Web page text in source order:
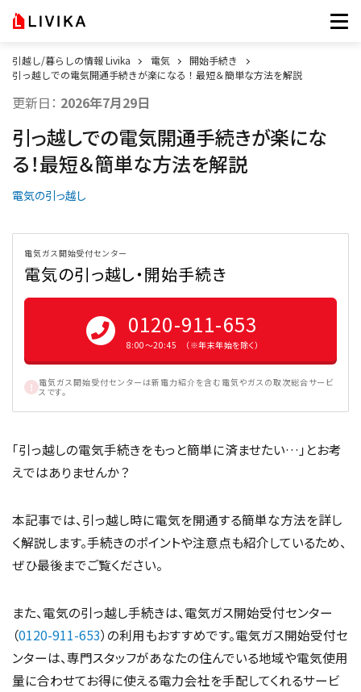
引越し/暮らしの情報 Livika 電気
開始手続き
引っ越しでの電気開通手続きが楽になる！最短＆簡単な方法を解説
更新日： 2026年7月29日
引っ越しでの電気開通手続きが楽にな
る！最短＆簡単な方法を解説
電気の引っ越し
電気ガス開始受付センター
電気の引っ越し・開始手続き
0120-911-653
8:00〜20:45 （※年末年始を除く）
電気ガス開始受付センターは新電力紹介を含む電気やガスの取次総合サービ
スです。
「引っ越しの電気手続きをもっと簡単に済ませたい…」とお考
えではありませんか？
本記事では、引っ越し時に電気を開通する簡単な方法を詳し
く解説します。手続きのポイントや注意点も紹介しているため、
ぜひ最後までご覧ください。
また、電気の引っ越し手続きは、電気ガス開始受付センター
（0120-911-653）の利用もおすすめです。電気ガス開始受付セ
ンターは、専門スタッフがあなたの住んでいる地域や電気使用
量に合わせてお得に使える電力会社を手配してくれるサービ